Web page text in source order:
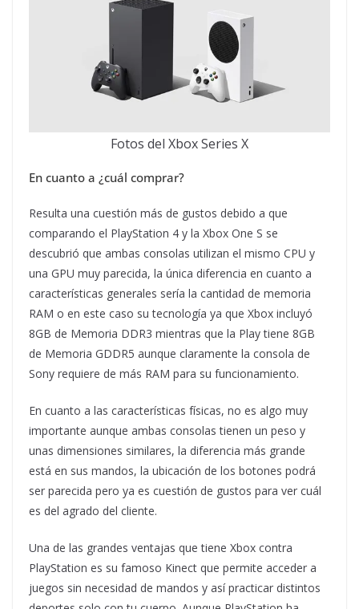
Fotos del Xbox Series X
En cuanto a ¿cuál comprar?
Resulta una cuestión más de gustos debido a que
comparando el PlayStation 4 y la Xbox One S se
descubrió que ambas consolas utilizan el mismo CPU y
una GPU muy parecida, la única diferencia en cuanto a
características generales sería la cantidad de memoria
RAM o en este caso su tecnología ya que Xbox incluyó
8GB de Memoria DDR3 mientras que la Play tiene 8GB
de Memoria GDDR5 aunque claramente la consola de
Sony requiere de más RAM para su funcionamiento.
En cuanto a las características físicas, no es algo muy
importante aunque ambas consolas tienen un peso y
unas dimensiones similares, la diferencia más grande
está en sus mandos, la ubicación de los botones podrá
ser parecida pero ya es cuestión de gustos para ver cuál
es del agrado del cliente.
Una de las grandes ventajas que tiene Xbox contra
PlayStation es su famoso Kinect que permite acceder a
juegos sin necesidad de mandos y así practicar distintos